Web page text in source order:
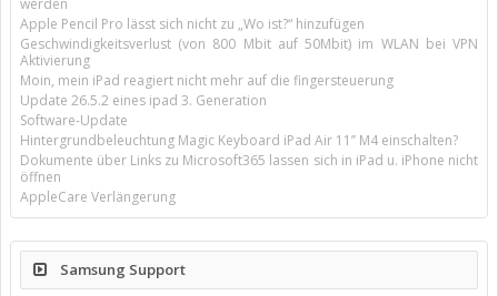
werden
Apple Pencil Pro lässt sich nicht zu „Wo ist?“ hinzufügen
Geschwindigkeitsverlust (von 800 Mbit auf 50Mbit) im WLAN bei VPN
Aktivierung
Moin, mein iPad reagiert nicht mehr auf die fingersteuerung
Update 26.5.2 eines ipad 3. Generation
Software-Update
Hintergrundbeleuchtung Magic Keyboard iPad Air 11’’ M4 einschalten?
Dokumente über Links zu Microsoft365 lassen sich in iPad u. iPhone nicht
öffnen
AppleCare Verlängerung
Samsung Support